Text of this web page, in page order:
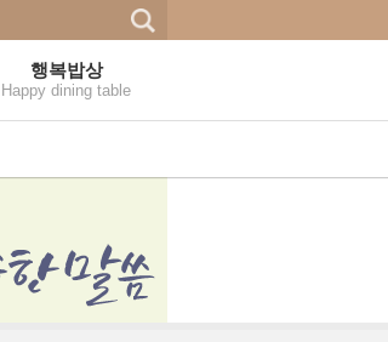
행복밥상
Happy dining table